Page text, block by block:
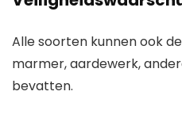
Alle soorten kunnen ook
marmer, aardewerk,
bevatten.